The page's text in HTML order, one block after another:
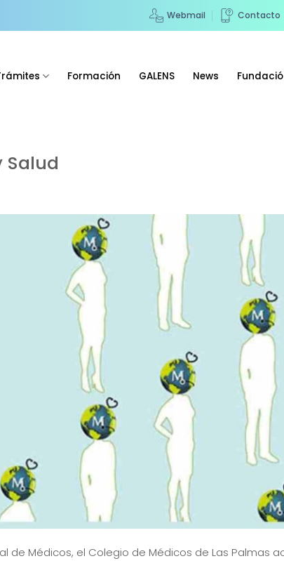
Webmail Contacto
Formación GALENS News
de Médicos, el Colegio de Médicos de Las Palmas